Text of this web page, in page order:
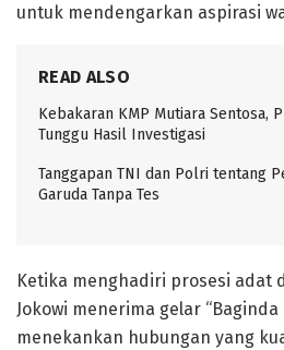
untuk mendengarkan aspirasi
READ ALSO
Kebakaran KMP Mutiara Sentosa,
Tunggu Hasil Investigasi
Tanggapan TNI dan Polri tentang
Garuda Tanpa Tes
Ketika menghadiri prosesi adat
Jokowi menerima gelar “Baginda
menekankan hubungan yang